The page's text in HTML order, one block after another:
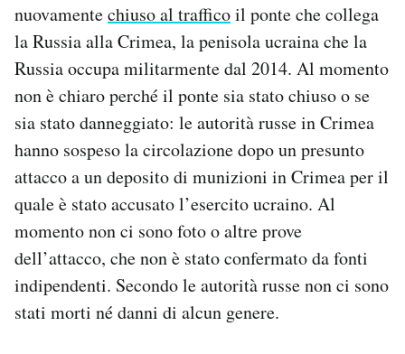
CALENDARIO
AREA PERSONALE
Area Personale
Newsletter
Notifiche mobile
Regala il Post
Hai bisogno di aiuto?
Esci
nuovamentechiuso al trafficoil ponte che collega
la Russia alla Crimea, la penisola ucraina che la
Russia occupa militarmente dal 2014. Al momento
non è chiaro perché il ponte sia stato chiuso o se
sia stato danneggiato: le autorità russe in Crimea
hanno sospeso la circolazione dopo un presunto
attacco a un deposito di munizioni in Crimea per il
quale è stato accusato l’esercito ucraino. Al
momento non ci sono foto o altre prove
dell’attacco, che non è stato confermato da fonti
indipendenti. Secondo le autorità russe non ci sono
stati morti né danni di alcun genere.